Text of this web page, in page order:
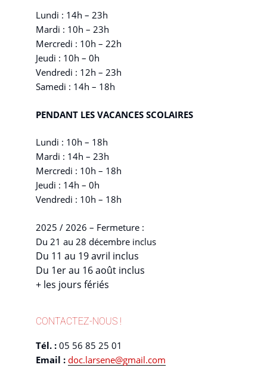
Lundi : 14h – 23h
Mardi : 10h – 23h
Mercredi : 10h – 22h
Jeudi : 10h – 0h
Vendredi : 12h – 23h
Samedi : 14h – 18h
PENDANT LES VACANCES SCOLAIRES
Lundi : 10h – 18h
Mardi : 14h – 23h
Mercredi : 10h – 18h
Jeudi : 14h – 0h
Vendredi : 10h – 18h
2025 / 2026 – Fermeture :
Du 21 au 28 décembre inclus
Du 11 au 19 avril inclus
Du 1er au 16 août inclus
+ les jours fériés
CONTACTEZ-NOUS !
Tél. : 05 56 85 25 01
Email : doc.larsene@gmail.com